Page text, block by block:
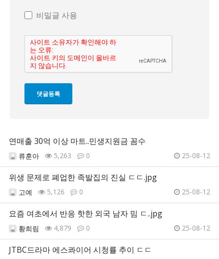
비밀글 사용
연매출 30억 이상 마트..민생지원금 꼼수
류훈아 5,263 0 25-08-12
위생 문제로 폐업한 족발집의 진실 ㄷㄷ.jpg
고예 5,126 0 25-08-12
요즘 여초에서 반응 핫한 외국 남자 밈 ㄷ..jpg
황희림 4,879 0 25-08-12
JTBC드라마 에스콰이어 시청률 추이 ㄷㄷ